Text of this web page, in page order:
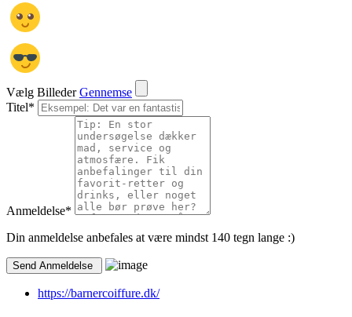
Vælg Billeder Gennemse
Titel*
Anmeldelse*
Din anmeldelse anbefales at være mindst 140 tegn lange :)
https://barnercoiffure.dk/